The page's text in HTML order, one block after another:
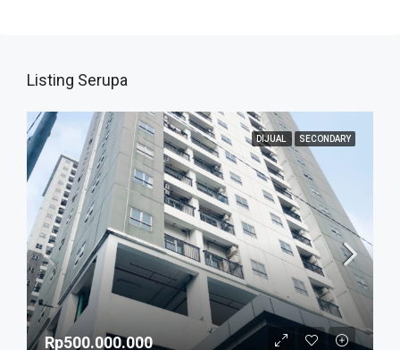
Listing Serupa
DIJUAL SECONDARY
Rp500.000.000